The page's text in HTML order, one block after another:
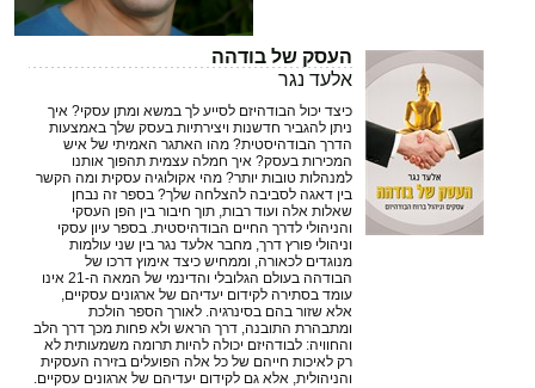
העסק של בודהה
אלעד נגר
כיצד יכול הבודהיזם לסייע לך במשא ומתן עסקי? איך
ניתן להגביר חדשנות ויצירתיות בעסק שלך באמצעות
הדרך הבודהיסטית? מהו האתגר האמיתי של איש
המכירות בעסק? איך חמלה עצמית תהפוך אותנו
למנהלות טובות יותר? מהי אקולוגיה עסקית ומה הקשר
בין דאגה לסביבה להצלחה שלך? בספר זה נבחן
שאלות אלה ועוד רבות, תוך חיבור בין הפן העסקי
והניהולי לדרך החיים הבודהיסטית. בספר עיון עסקי
וניהולי פורץ דרך, מחבר אלעד נגר בין שני עולמות
מנוגדים לכאורה, וממחיש כיצד אימוץ דרכו של
הבודהה בעולם הגלובלי והדינמי של המאה ה-21 אינו
עומד בסתירה לקידום יעדיהם של ארגונים עסקיים,
אלא שזור בהם בסינרגיה. לאורך הספר הולכת
ומתבהרת התובנה, דרך הראש ולא פחות מכך דרך הלב
והחוויה: לבודהיזם יכולה להיות תרומה משמעותית לא
רק לאיכות חייהם של כל אלה הפועלים בזירה העסקית
והניהולית, אלא גם לקידום יעדיהם של ארגונים עסקיים.